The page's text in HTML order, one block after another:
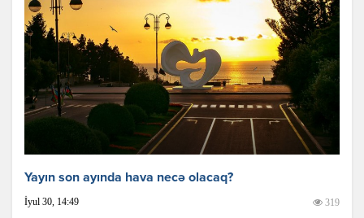
Yayın son ayında hava necə olacaq?
İyul 30, 14:49 319